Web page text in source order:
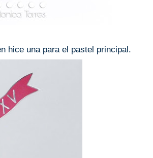
hice una para el pastel principal.